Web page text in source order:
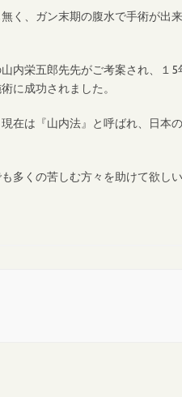
く、ガン末期の腹水で手術が出
内栄五郎先先がご考案され、１
に成功されました。
在は『山内法』と呼ばれ、日本
多くの苦しむ方々を助けて欲しい